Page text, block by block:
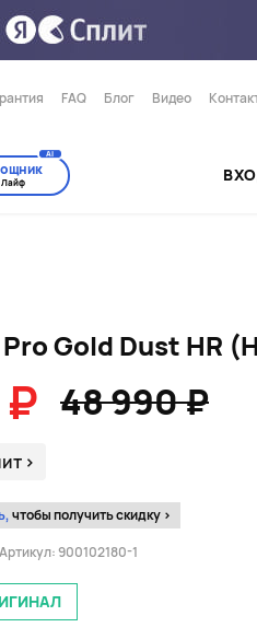
FAQ Блог Видео
Лайф
AI
Gold Dust HR
48 990 ₽
>
чтобы получить скидку >
Артикул:900102180-1